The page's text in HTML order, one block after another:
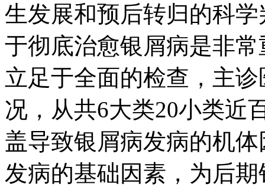
生发展和预后转归的科
于彻底治愈银屑病是非
立足于全面的检查，主
况，从共6大类20小类近
盖导致银屑病发病的机
发病的基础因素，为后